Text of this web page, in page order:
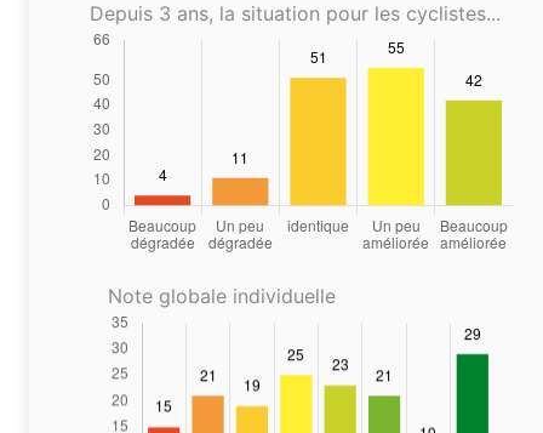
Depuis 3 ans, la situation pour les cyclistes...
Note globale individuelle